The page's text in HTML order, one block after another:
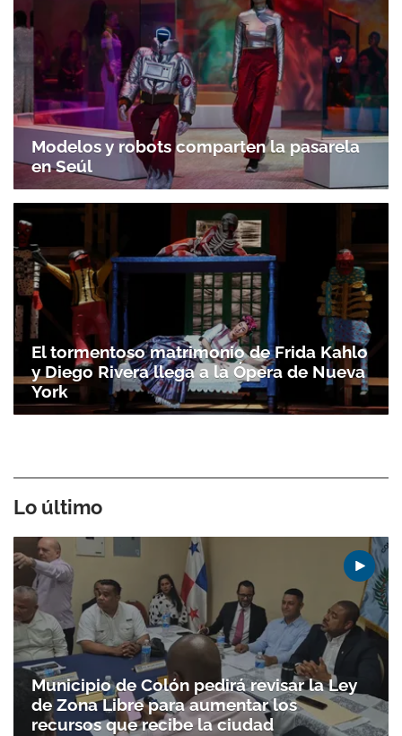
Modelos y robots comparten la pasarela
en Seúl
El tormentoso matrimonio de Frida Kahlo
y Diego Rivera llega a la Ópera de Nueva
York
Lo último
Municipio de Colón pedirá revisar la Ley
de Zona Libre para aumentar los
recursos que recibe la ciudad